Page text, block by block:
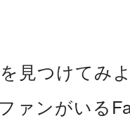
見つけてみ
ァンがいる